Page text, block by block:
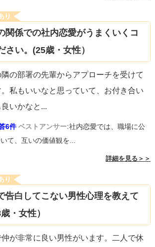
り
関係での社内恋愛がうまくいくコ
さい。(25歳・女性）
の部署の先輩からアプローチを受けて
。私もいいなと思っていて、お付き合い
良いかなと ...
6件 ベストアンサー:社内恋愛では、職場に公
て、互いの価値観を...
詳細を見る＞＞
り
告白してこない男性心理を教えて
・女性）
が非常に良い男性がいます。二人で休